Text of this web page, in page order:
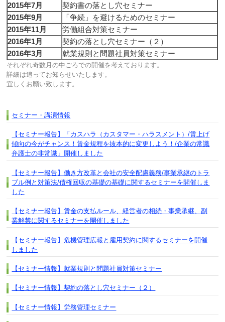
2015年7月
契約書の落とし穴セミナー
2015年9月
「争続」を避けるためのセミナー
2015年11月
労働組合対策セミナー
2016年1月
契約の落とし穴セミナー（２）
2016年3月
就業規則と問題社員対策セミナー
それぞれ奇数月の中ごろでの開催を考えております。
詳細は追ってお知らせいたします。
宜しくお願い致します。
セミナー・講演情報
【セミナー報告】「カスハラ（カスタマー・ハラスメント）/賃上げ
傾向の今がチャンス！賃金規程を抜本的に変更しよう！/企業の常識
弁護士の非常識」開催しました
【セミナー報告】働き方改革と会社の安全配慮義務/事業承継のトラ
ブル例と対策法/債権回収の基礎の基礎に関するセミナーを開催しま
した
【セミナー報告】賃金の支払ルール、経営者の相続・事業承継、副
業解禁に関するセミナーを開催しました
【セミナー報告】危機管理広報と雇用契約に関するセミナーを開催
しました
【セミナー情報】就業規則と問題社員対策セミナー
【セミナー情報】契約の落とし穴セミナー（２）
【セミナー情報】労務管理セミナー